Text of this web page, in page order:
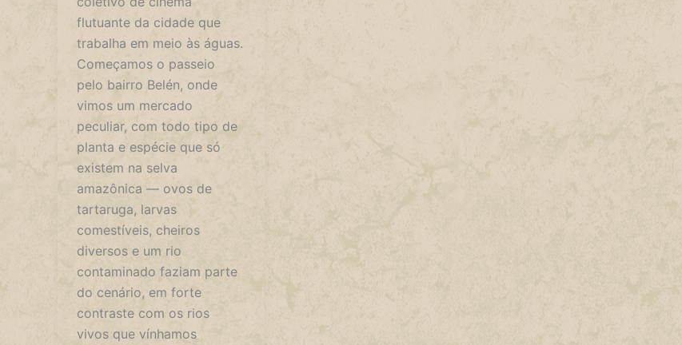
flutuante da cidade que
trabalha em meio às águas.
Começamos o passeio
pelo bairro Belén, onde
vimos um mercado
peculiar, com todo tipo de
planta e espécie que só
existem na selva
amazônica — ovos de
tartaruga, larvas
comestíveis, cheiros
diversos e um rio
contaminado faziam parte
do cenário, em forte
contraste com os rios
vivos que vínhamos